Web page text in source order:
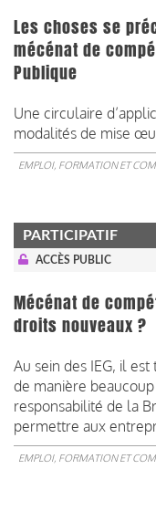
Les choses se
mécénat de
Publique
Une circulaire
modalités de mise
EMPLOI, FORMATION ET
PARTICIPATIF
ACCÈS PUBLIC
Mécénat de
droits nouveaux ?
Au sein des IEG, il
de manière
responsabilité de la
permettre aux
EMPLOI, FORMATION ET